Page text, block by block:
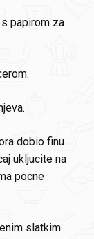
papirom za
dobio finu
ukljucite na
pocne
slatkim